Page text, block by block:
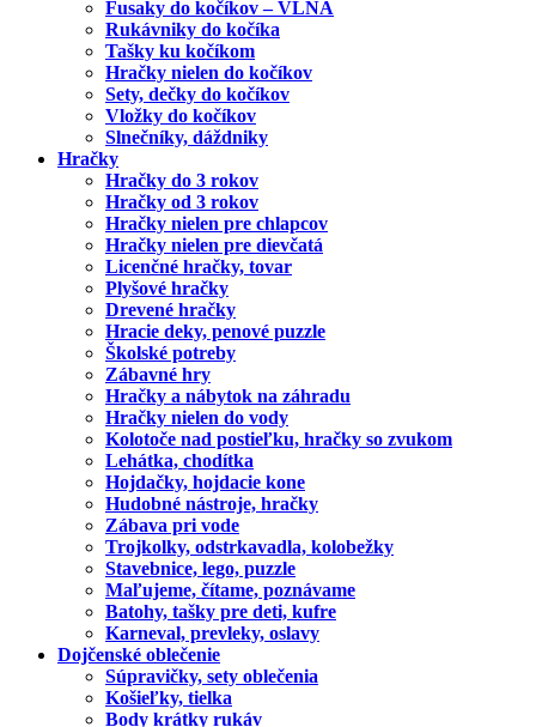
Fusaky do kočíkov – VLNA
Rukávniky do kočíka
Tašky ku kočíkom
Hračky nielen do kočíkov
Sety, dečky do kočíkov
Vložky do kočíkov
Slnečníky, dáždniky
Hračky
Hračky do 3 rokov
Hračky od 3 rokov
Hračky nielen pre chlapcov
Hračky nielen pre dievčatá
Licenčné hračky, tovar
Plyšové hračky
Drevené hračky
Hracie deky, penové puzzle
Školské potreby
Zábavné hry
Hračky a nábytok na záhradu
Hračky nielen do vody
Kolotoče nad postieľku, hračky so zvukom
Lehátka, chodítka
Hojdačky, hojdacie kone
Hudobné nástroje, hračky
Zábava pri vode
Trojkolky, odstrkavadla, kolobežky
Stavebnice, lego, puzzle
Maľujeme, čítame, poznávame
Batohy, tašky pre deti, kufre
Karneval, prevleky, oslavy
Dojčenské oblečenie
Súpravičky, sety oblečenia
Košieľky, tielka
Body krátky rukáv